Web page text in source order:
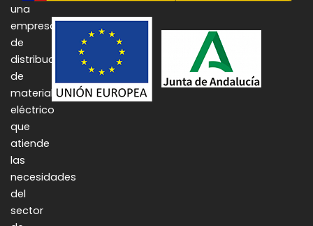
una
empresa
de
distribución
de
material
eléctrico
que
atiende
las
necesidades
del
sector